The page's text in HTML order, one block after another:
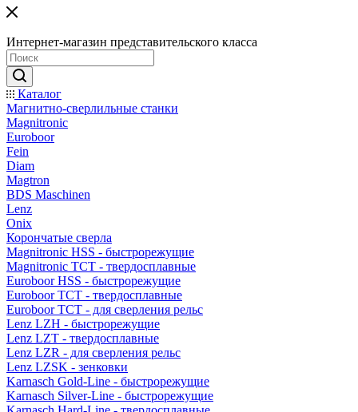
Интернет-магазин представительского класса
Каталог
Магнитно-сверлильные станки
Magnitronic
Euroboor
Fein
Diam
Magtron
BDS Maschinen
Lenz
Onix
Корончатые сверла
Magnitronic HSS - быстрорежущие
Magnitronic TCT - твердосплавные
Euroboor HSS - быстрорежущие
Euroboor TCT - твердосплавные
Euroboor TCT - для сверления рельс
Lenz LZH - быстрорежущие
Lenz LZT - твердосплавные
Lenz LZR - для сверления рельс
Lenz LZSK - зенковки
Karnasch Gold-Line - быстрорежущие
Karnasch Silver-Line - быстрорежущие